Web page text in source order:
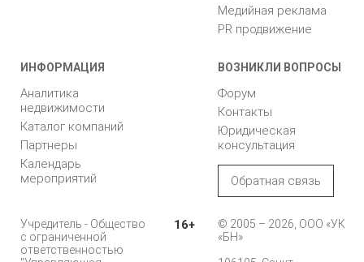
Медийная реклама
PR продвижение
ИНФОРМАЦИЯ
Аналитика
недвижимости
Каталог компаний
Партнеры
Календарь
мероприятий
ВОЗНИКЛИ ВОПРОСЫ
Форум
Контакты
Юридическая
консультация
Обратная связь
Учредитель - Общество
с ограниченной
ответственностью
16+
© 2005 – 2026, ООО «УК
«БН»